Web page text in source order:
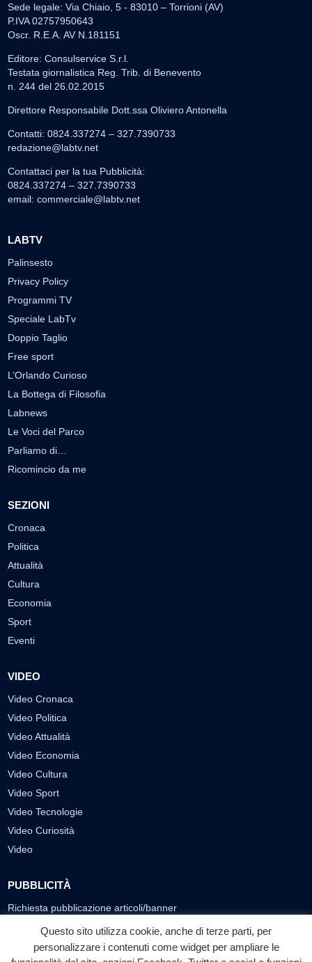
Sede legale: Via Chiaio, 5 - 83010 – Torrioni (AV)
P.IVA 02757950643
Oscr. R.E.A. AV N.181151
Editore: Consulservice S.r.l.
Testata giornalistica Reg. Trib. di Benevento
n. 244 del 26.02.2015
Direttore Responsabile Dott.ssa Oliviero Antonella
Contatti: 0824.337274 – 327.7390733
redazione@labtv.net
Contattaci per la tua Pubblicità:
0824.337274 – 327.7390733
email: commerciale@labtv.net
LABTV
Palinsesto
Privacy Policy
Programmi TV
Speciale LabTv
Doppio Taglio
Free sport
L’Orlando Curioso
La Bottega di Filosofia
Labnews
Le Voci del Parco
Parliamo di…
Ricomincio da me
SEZIONI
Cronaca
Politica
Attualità
Cultura
Economia
Sport
Eventi
VIDEO
Video Cronaca
Video Politica
Video Attualità
Video Economia
Video Cultura
Video Sport
Video Tecnologie
Video Curiosità
Video
PUBBLICITÀ
Richiesta pubblicazione articoli/banner
SEGUICI SUI SOCIAL
Questo sito utilizza cookie, anche di terze parti, per
personalizzare i contenuti come widget per ampliare le